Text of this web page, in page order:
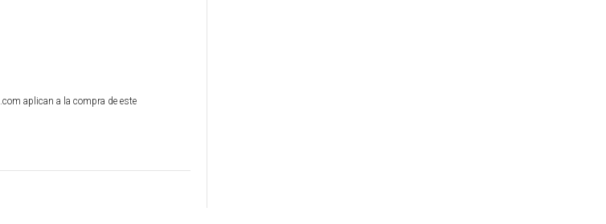
.com aplican a la compra de este